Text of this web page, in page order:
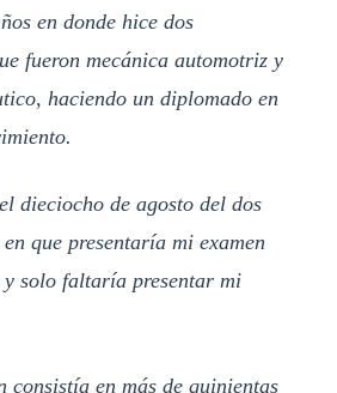
en donde hice dos
fueron mecánica automotriz y
haciendo un diplomado en
de agosto del dos
que presentaría mi examen
solo faltaría presentar mi
en más de quinientas